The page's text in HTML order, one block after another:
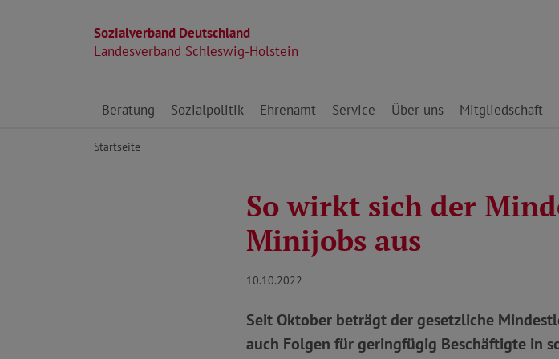
Sozialverband Deutschland
Landesverband Schleswig-Holstein
Direkt zu den Inhalten springen
Beratung Sozialpolitik Ehrenamt Service Über uns Mitgliedschaft
Startseite
So wirkt sich der
Minijobs aus
10.10.2022
Seit Oktober beträgt der gesetzliche
auch Folgen für geringfügig Beschäftigte in